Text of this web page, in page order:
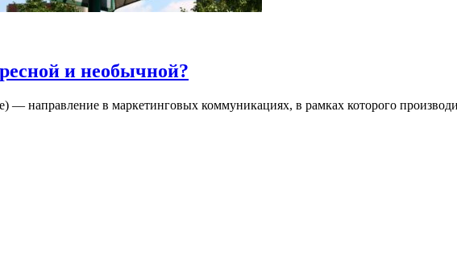
и необычной?
— направление в маркетинговых коммуникациях, в рамках которого